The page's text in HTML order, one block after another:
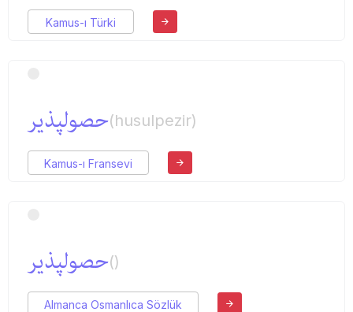
Kamus-ı Türki
حصولپذیر(husulpezir)
Kamus-ı Fransevi
حصولپذیر()
Almanca Osmanlıca Sözlük